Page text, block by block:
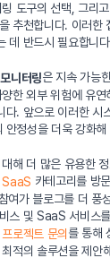
도구의 선택, 그리
추천합니다. 이러한
데 반드시 필요합니
니터링은 지속 가능
한 외부 위험에 유
다. 앞으로 이러한 시
안정성을 더욱 강화
해 더 많은 유용한 정
SaaS 카테고리를 방
여가 블로그를 더 풍
스 및 SaaS 서비스
프로젝트 문의 를 통해
적의 솔루션을 제안